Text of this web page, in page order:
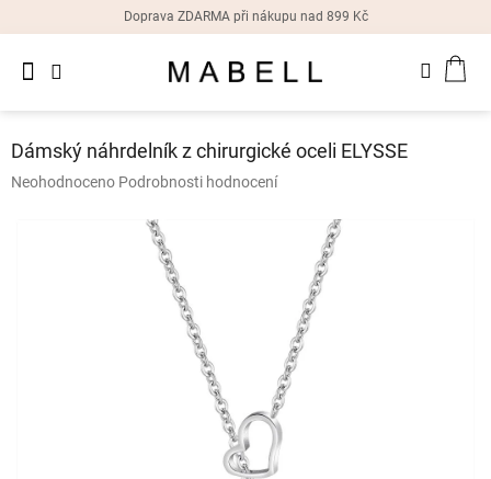
Doprava ZDARMA při nákupu nad 899 Kč
Dámské
náušnice
Dámský náhrdelník z chirurgické oceli ELYSSE
Průměrné
Neohodnoceno Podrobnosti hodnocení